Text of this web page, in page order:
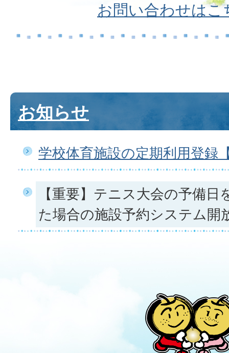
お問い合わせはこ
お知らせ
学校体育施設の定期利用登録
【重要】テニス大会の予備
た場合の施設予約システム開